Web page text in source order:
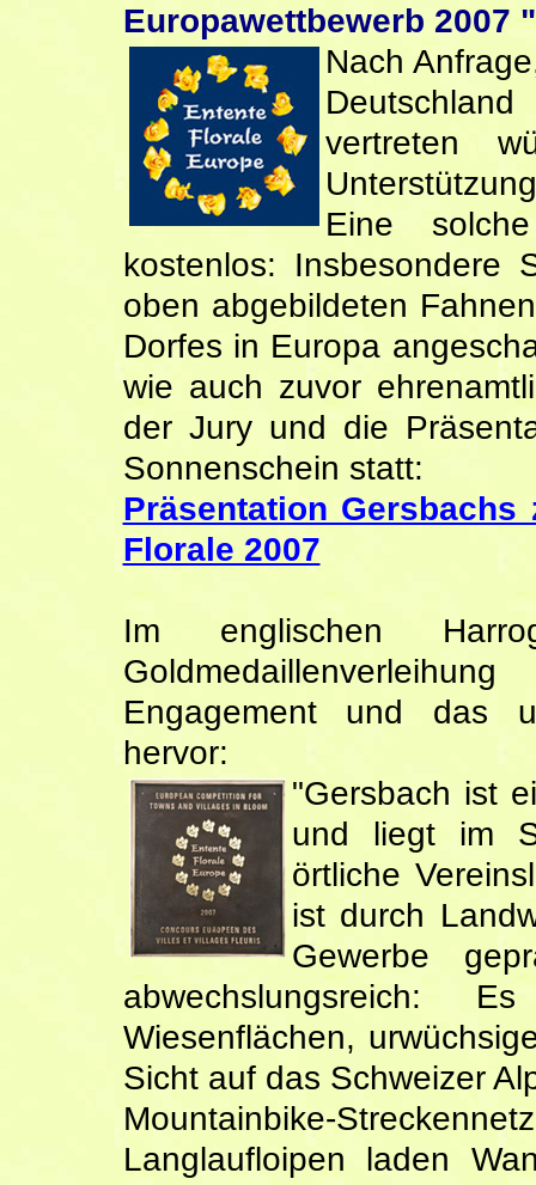
Europawettbewerb 2007
Nach
vertreten
Eine
kostenlos: Insbesondere
oben abgebildeten
Dorfes in Europa
wie auch zuvor
der Jury und die
Sonnenschein statt:
Präsentation Gersbachs
Florale 2007
Im englischen
Engagement und das
hervor:
"Gersbach ist
und liegt im
örtliche
ist durch
Gewerbe
abwechslungsreich:
Wiesenflächen,
Sicht auf das Schweizer
Mountainbike-
Langlaufloipen laden